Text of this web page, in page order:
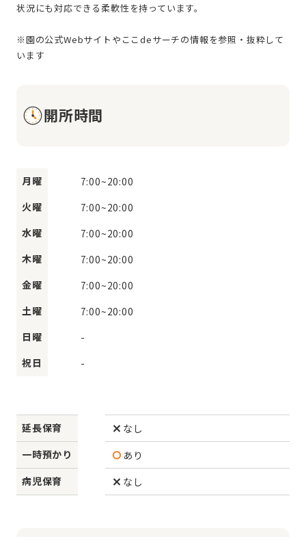
状況にも対応できる柔軟性を持っています。
※園の公式Webサイトやここdeサーチの情報を参照・抜粋して
開所時間
月曜 7:00~20:00
火曜
7:00~20:00
水曜
7:00~20:00
木曜
7:00~20:00
金曜
7:00~20:00
土曜
7:00~20:00
日曜
-
祝日
-
延長保育
なし
一時預かり
あり
病児保育
なし